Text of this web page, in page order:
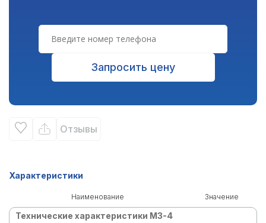
Запросить цену
Отзывы
Характеристики
Наименование Значение
Технические характеристики МЗ-4